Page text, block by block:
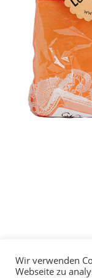
© 2024 All
Impressum|
Wir verwenden
Webseite zu